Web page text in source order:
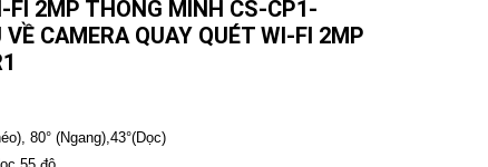
FI 2MP THÔNG MINH CS-CP1-
CAMERA QUAY QUÉT WI-FI 2MP
80° (Ngang),43°(Dọc)